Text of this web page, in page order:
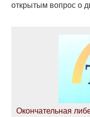
открытым вопрос о
Окончательная